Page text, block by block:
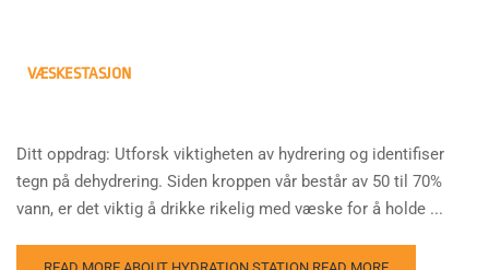
VÆSKESTASJON
Ditt oppdrag: Utforsk viktigheten av hydrering og identifiser
tegn på dehydrering. Siden kroppen vår består av 50 til 70%
vann, er det viktig å drikke rikelig med væske for å holde ...